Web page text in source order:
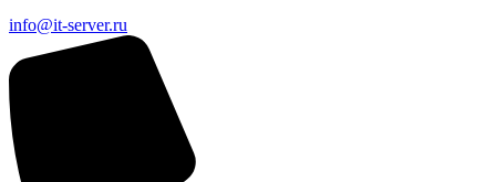
info@it-server.ru